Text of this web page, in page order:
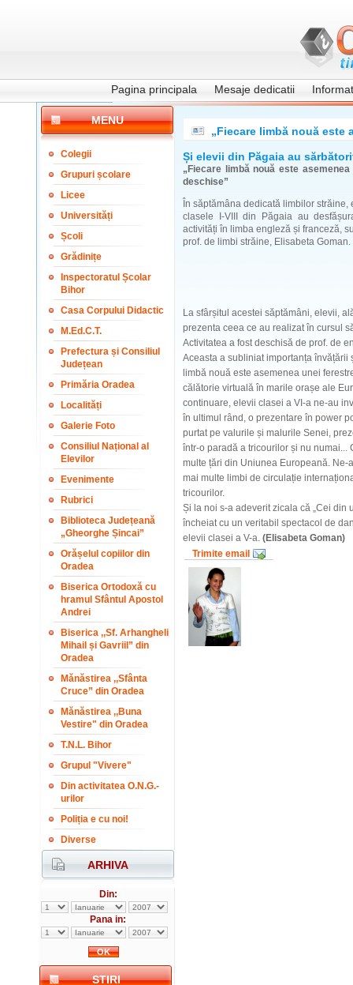
Pagina principala Mesaje dedicatii
MENU
Colegii
Grupuri școlare
Licee
Universități
Școli
Grădinițe
Inspectoratul Școlar
Bihor
Casa Corpului Didactic
M.Ed.C.T.
Prefectura și Consiliul
Județean
Primăria Oradea
Localități
Galerie Foto
Consiliul Național al
Elevilor
Evenimente
Rubrici
Biblioteca Județeană
„Gheorghe Șincai”
Orășelul copiilor din
Oradea
Biserica Ortodoxă cu
hramul Sfântul Apostol
Andrei
Biserica ,,Sf. Arhangheli
Mihail și Gavriil” din
Oradea
Mănăstirea ,,Sfânta
Cruce” din Oradea
Mănăstirea ,,Buna
Vestire" din Oradea
T.N.L. Bihor
Grupul "Vivere"
Din activitatea O.N.G.-
urilor
Poliția e cu noi!
Diverse
ARHIVA
Din:
Pana in:
STIRI
„Fiecare limbă nouă este
Și elevii din Păgaia au
„Fiecare limbă nouă este
deschise”
În săptămâna dedicată limbilor străine,
clasele I-VIII din Păgaia au
activități în limba engleză și franceză,
prof. de limbi străine, Elisabeta Goman.
La sfârșitul acestei săptămâni, elevii,
prezenta ceea ce au realizat în cursul
Activitatea a fost deschisă de prof. de
Aceasta a subliniat importanța învățării
limbă nouă este asemenea unei
călătorie virtuală în marile orașe ale
continuare, elevii clasei a VI-a ne-au
în ultimul rând, o prezentare în power
purtat pe valurile și malurile Senei,
într-o paradă a tricourilor și nu numai...
multe țări din Uniunea Europeană.
mai multe limbi de circulație
tricourilor.
Și la noi s-a adeverit zicala că „Cei din
încheiat cu un veritabil spectacol de
elevii clasei a V-a. (Elisabeta Goman)
Trimite email